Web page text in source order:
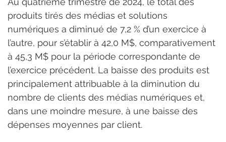
produits tirés des médias et solutions
numériques a diminué de 7,2 % d’un exercice à
l’autre, pour s’établir à 42,0 M$, comparativement
à 45,3 M$ pour la période correspondante de
l’exercice précédent. La baisse des produits est
principalement attribuable à la diminution du
nombre de clients des médias numériques et,
dans une moindre mesure, à une baisse des
dépenses moyennes par client.